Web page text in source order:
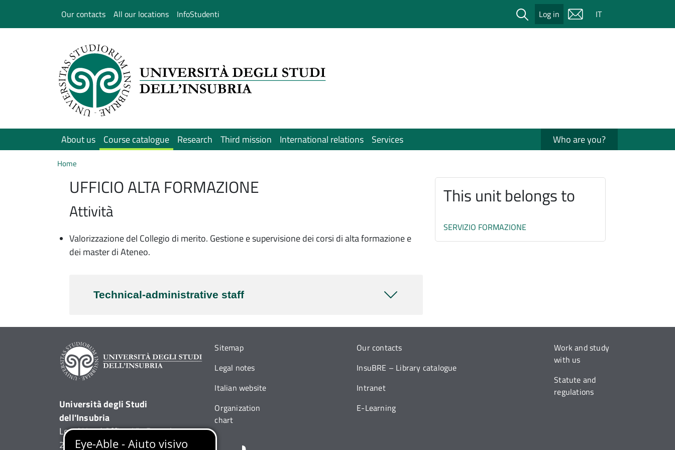
Our contacts All our locations InfoStudenti Cerca Log in IT
About us Course catalogue Research Third mission International relations Services Who are you?
Home
UFFICIO ALTA FORMAZIONE
Attività
Valorizzazione del Collegio di merito. Gestione e supervisione dei corsi di alta formazione e
dei master di Ateneo.
Technical-administrative staff
This unit belongs to
SERVIZIO FORMAZIONE
Università degli Studi
dell'Insubria
Legal Head Office: Via Ravasi 2,
21100 VARESE
Sitemap
Legal notes
Italian website
Organization
chart
Our contacts
InsuBRE – Library catalogue
Intranet
E-Learning
Work and study
with us
Statute and
regulations